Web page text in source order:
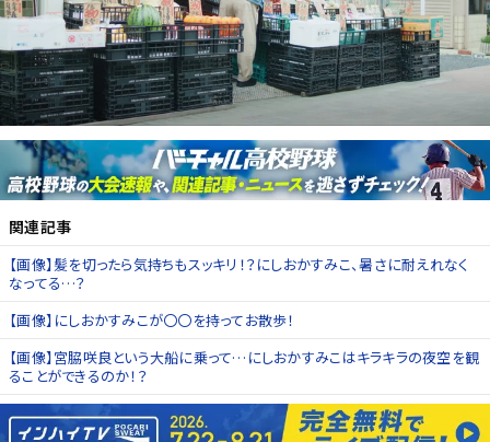
関連記事
【画像】髪を切ったら気持ちもスッキリ！？にしおかすみこ、暑さに耐えれなく
なってる…？
【画像】にしおかすみこが〇〇を持ってお散歩！
【画像】宮脇咲良という大船に乗って…にしおかすみこはキラキラの夜空を観
ることができるのか！？